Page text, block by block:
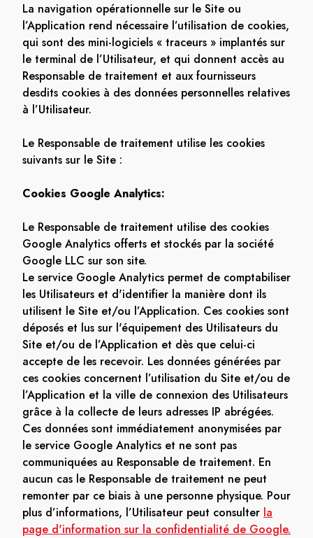
La navigation opérationnelle sur le Site ou
l’Application rend nécessaire l’utilisation de cookies,
qui sont des mini-logiciels « traceurs » implantés sur
le terminal de l’Utilisateur, et qui donnent accès au
Responsable de traitement et aux fournisseurs
desdits cookies à des données personnelles relatives
à l’Utilisateur.
Le Responsable de traitement utilise les cookies
suivants sur le Site :
Cookies Google Analytics:
Le Responsable de traitement utilise des cookies
Google Analytics offerts et stockés par la société
Google LLC sur son site.
Le service Google Analytics permet de comptabiliser
les Utilisateurs et d'identifier la manière dont ils
utilisent le Site et/ou l’Application. Ces cookies sont
déposés et lus sur l'équipement des Utilisateurs du
Site et/ou de l’Application et dès que celui-ci
accepte de les recevoir. Les données générées par
ces cookies concernent l’utilisation du Site et/ou de
l’Application et la ville de connexion des Utilisateurs
grâce à la collecte de leurs adresses IP abrégées.
Ces données sont immédiatement anonymisées par
le service Google Analytics et ne sont pas
communiquées au Responsable de traitement. En
aucun cas le Responsable de traitement ne peut
remonter par ce biais à une personne physique. Pour
plus d’informations, l’Utilisateur peut consulter la
page d'information sur la confidentialité de Google.